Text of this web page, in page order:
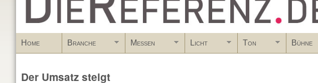
Home Branche Messen Licht Ton Bühne
Der Umsatz steigt